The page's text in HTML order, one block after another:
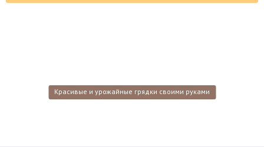
Красивые и урожайные грядки своими руками